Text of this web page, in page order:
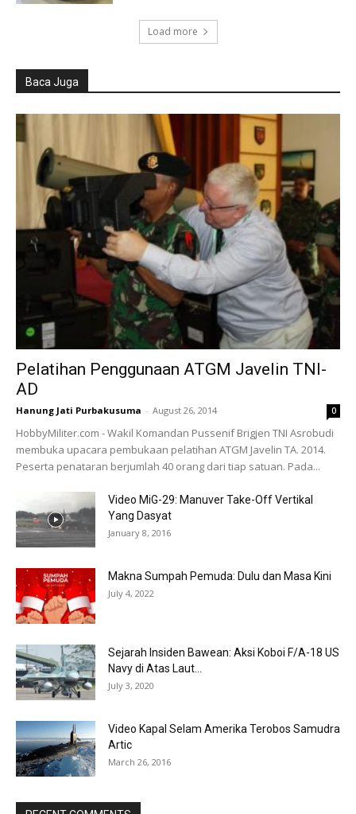
Load more
Baca Juga
Pelatihan Penggunaan ATGM Javelin TNI-
AD
Hanung Jati Purbakusuma - August 26, 2014 0
HobbyMiliter.com - Wakil Komandan Pussenif Brigjen TNI Asrobudi
membuka upacara pembukaan pelatihan ATGM Javelin TA. 2014.
Peserta penataran berjumlah 40 orang dari tiap satuan. Pada...
Video MiG-29: Manuver Take-Off Vertikal
Yang Dasyat
January 8, 2016
Makna Sumpah Pemuda: Dulu dan Masa Kini
July 4, 2022
Sejarah Insiden Bawean: Aksi Koboi F/A-18 US
Navy di Atas Laut...
July 3, 2020
Video Kapal Selam Amerika Terobos Samudra
Artic
March 26, 2016